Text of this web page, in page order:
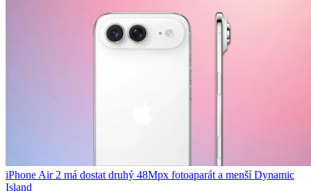
iPhone Air 2 má dostat druhý 48Mpx fotoaparát a menší Dynamic
Island